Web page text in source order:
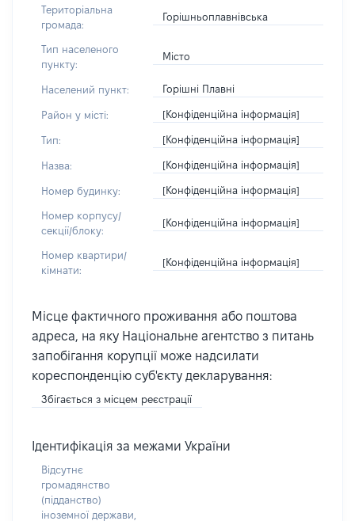
Територіальна
громада:
Горішньоплавнівська
Тип населеного
пункту:
Місто
Населений пункт: Горішні Плавні
Район у місті: [Конфіденційна інформація]
Тип: [Конфіденційна інформація]
Назва: [Конфіденційна інформація]
Номер будинку: [Конфіденційна інформація]
Номер корпусу/
секції/блоку:
[Конфіденційна інформація]
Номер квартири/
кімнати:
[Конфіденційна інформація]
Місце фактичного проживання або поштова
адреса, на яку Національне агентство з питань
запобігання корупції може надсилати
кореспонденцію суб'єкту декларування:
Збігається з місцем реєстрації
Ідентифікація за межами України
Відсутнє
громадянство
(підданство)
іноземної держави,